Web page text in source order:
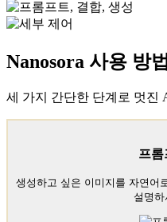
Nanosora 사용 방법
세 가지 간단한 단계로 멋진
프롬
생성하고 싶은 이미지를 자연어
설명하